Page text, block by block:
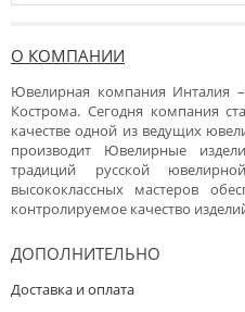
О КОМПАНИИ
Ювелирная компания Инталия
Кострома. Сегодня компания
качестве одной из ведущих
производит Ювелирные
традиций русской
высококлассных мастеров
контролируемое качество
ДОПОЛНИТЕЛЬНО
Доставка и оплата